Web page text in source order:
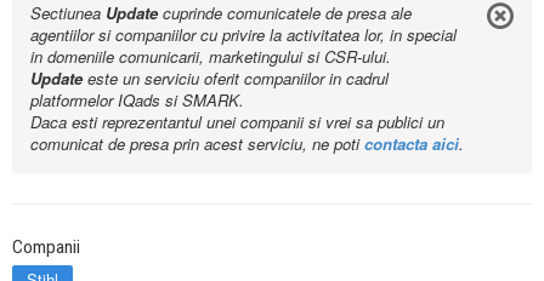
Sectiunea Updatecuprinde comunicatele de presa ale
agentiilor si companiilor cu privire la activitatea lor, in special
in domeniile comunicarii, marketingului si CSR-ului.
Updateeste un serviciu oferit companiilor in cadrul
platformelor IQads si SMARK.
Daca esti reprezentantul unei companii si vrei sa publici un
comunicat de presa prin acest serviciu, ne poticontacta aici.
Companii